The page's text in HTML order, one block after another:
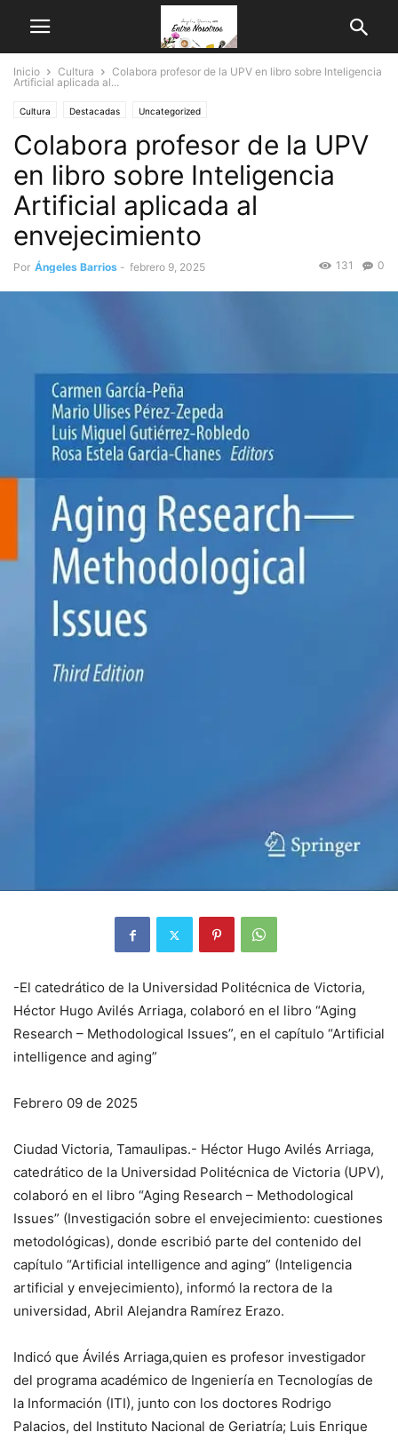
Inicio Cultura
Colabora profesor de la UPV en libro sobre Inteligencia
Artificial aplicada al...
Cultura Destacadas Uncategorized
Colabora profesor de la UPV
en libro sobre Inteligencia
Artificial aplicada al
envejecimiento
Por Ángeles Barrios - febrero 9, 2025 0
131
-El catedrático de la Universidad Politécnica de Victoria,
Héctor Hugo Avilés Arriaga, colaboró en el libro “Aging
Research – Methodological Issues”, en el capítulo “Artificial
intelligence and aging”
Febrero 09 de 2025
Ciudad Victoria, Tamaulipas.- Héctor Hugo Avilés Arriaga,
catedrático de la Universidad Politécnica de Victoria (UPV),
colaboró en el libro “Aging Research – Methodological
Issues” (Investigación sobre el envejecimiento: cuestiones
metodológicas), donde escribió parte del contenido del
capítulo “Artificial intelligence and aging” (Inteligencia
artificial y envejecimiento), informó la rectora de la
universidad, Abril Alejandra Ramírez Erazo.
Indicó que Ávilés Arriaga,quien es profesor investigador
del programa académico de Ingeniería en Tecnologías de
la Información (ITI), junto con los doctores Rodrigo
Palacios, del Instituto Nacional de Geriatría; Luis Enrique